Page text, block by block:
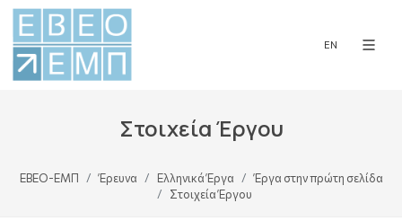
EN
Στοιχεία Έργου
ΕΒΕΟ-ΕΜΠ Έρευνα Ελληνικά Έργα
Έργα στην πρώτη σελίδα
Στοιχεία Έργου